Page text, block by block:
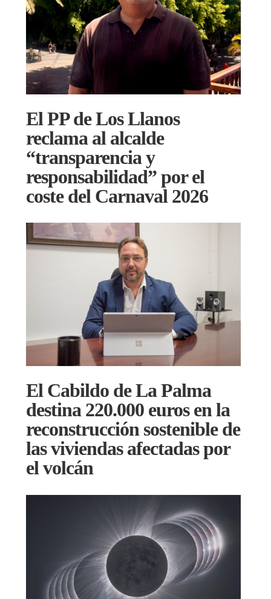
El PP de Los Llanos
reclama al alcalde
“transparencia y
responsabilidad” por el
coste del Carnaval 2026
El Cabildo de La Palma
destina 220.000 euros en la
reconstrucción sostenible de
las viviendas afectadas por
el volcán